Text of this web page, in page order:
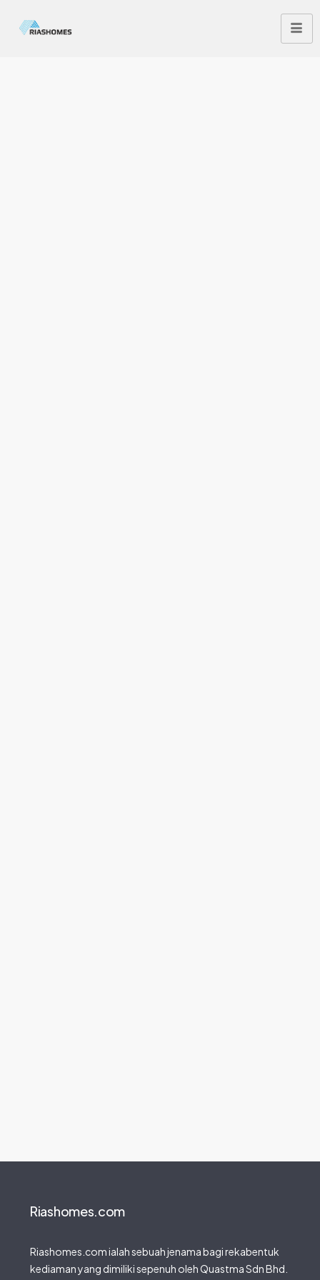
Riashomes.com
Riashomes.com ialah sebuah jenama bagi rekabentuk
kediaman yang dimiliki sepenuh oleh Quastma Sdn Bhd.